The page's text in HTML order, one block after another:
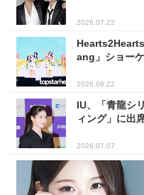
2026.07.22
ang」ショー
2026.06.22
IU、「青龍シ
ィング」に出
2026.07.07